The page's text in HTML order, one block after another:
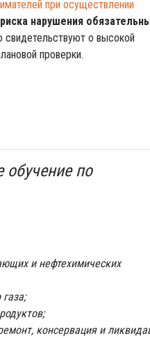
при осуществлении
нарушения
свидетельствуют о высокой
проверки.
обучение по
и нефтехимических
консервация и